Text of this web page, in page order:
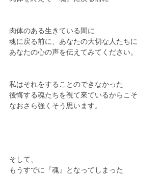
肉体のある生きている間に
魂に戻る前に、あなたの大切な人たちに
あなたの心の声を伝えてみてください。
私はそれをすることのできなかった
後悔する魂たちを視て來ているからこそ
なおさら強くそう思います。
そして、
もうすでに『魂』となってしまった